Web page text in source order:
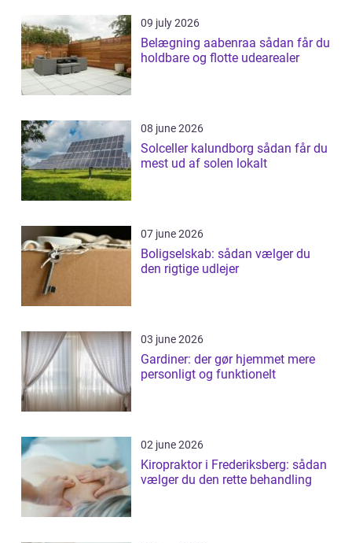
09 july 2026
Belægning aabenraa sådan får du
holdbare og flotte udearealer
08 june 2026
Solceller kalundborg sådan får du
mest ud af solen lokalt
07 june 2026
Boligselskab: sådan vælger du
den rigtige udlejer
03 june 2026
Gardiner: der gør hjemmet mere
personligt og funktionelt
02 june 2026
Kiropraktor i Frederiksberg: sådan
vælger du den rette behandling